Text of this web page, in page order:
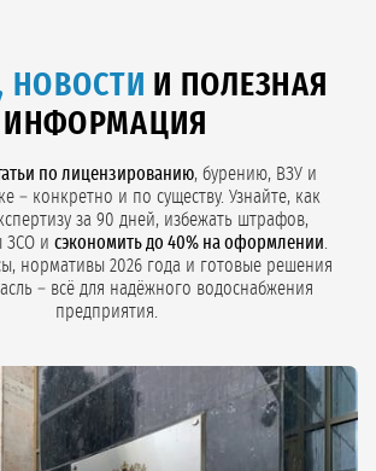
НОВОСТИ И ПОЛЕЗНАЯ
ИНФОРМАЦИЯ
по лицензированию, бурению, ВЗУ и
– конкретно и по существу. Узнайте, как
за 90 дней, избежать штрафов,
ЗСО и сэкономить до 40% на оформлении
нормативы 2026 года и готовые решения
– всё для надёжного водоснабжения
предприятия.